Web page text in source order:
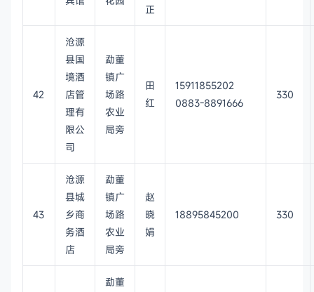
正
42
沧源
县国
境酒
店管
理有
限公
司
勐董
镇广
场路
农业
局旁
田
红
15911855202
0883-8891666
330
43
沧源
县城
乡商
务酒
店
勐董
镇广
场路
农业
局旁
赵
晓
娟
18895845200 330
勐董